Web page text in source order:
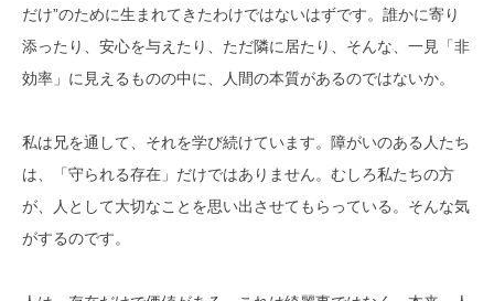
だけ”のために生まれてきたわけではないはずです。誰かに寄り
添ったり、安心を与えたり、ただ隣に居たり、そんな、一見「非
効率」に見えるものの中に、人間の本質があるのではないか。
私は兄を通して、それを学び続けています。障がいのある人たち
は、「守られる存在」だけではありません。むしろ私たちの方
が、人として大切なことを思い出させてもらっている。そんな気
がするのです。